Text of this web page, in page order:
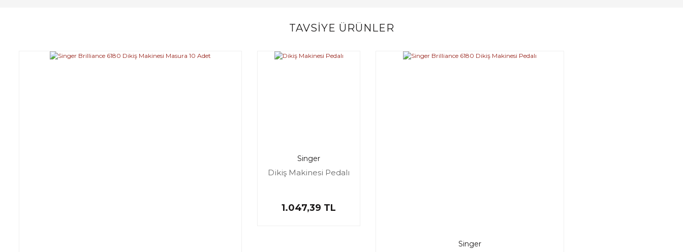
Bu ürüne ilk yorumu siz yapın!
TAVSİYE ÜRÜNLER
Singer
Dikiş Makinesi Pedalı
1.047,39 TL
Singer